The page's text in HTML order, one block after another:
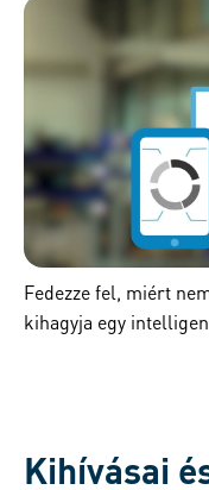
Fedezze fel, miért
kihagyja egy
Kihívásai